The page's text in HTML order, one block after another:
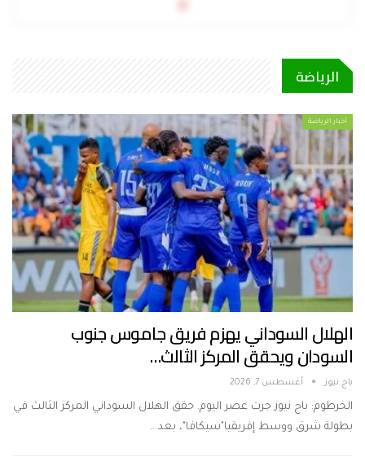
الرياضة
أخبار الرياضة
الهلال السوداني يهزم فريق جاموس جنوب
السودان ويحقق المركز الثالث…
باج نيوز أغسطس 7, 2026
الخرطوم: باج نيوز جرت عصر اليوم. حقق الهلال السوداني المركز الثالث في
بطولة شرق ووسط إفريقيا"سيكافا"، بعد…